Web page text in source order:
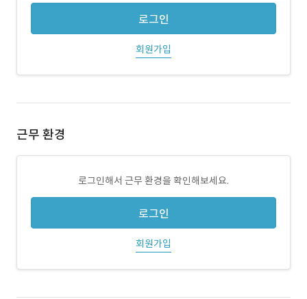
로그인
회원가입
근무 환경
로그인해서 근무 환경을 확인해보세요.
로그인
회원가입